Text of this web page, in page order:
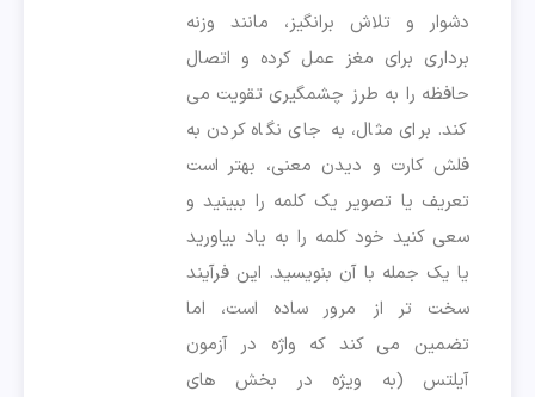
دشوار و تلاش برانگیز، مانند وزنه
برداری برای مغز عمل کرده و اتصال
حافظه را به طرز چشمگیری تقویت می
کند. برای مثال، به جای نگاه کردن به
فلش کارت و دیدن معنی، بهتر است
تعریف یا تصویر یک کلمه را ببینید و
سعی کنید خود کلمه را به یاد بیاورید
یا یک جمله با آن بنویسید. این فرآیند
سخت تر از مرور ساده است، اما
تضمین می کند که واژه در آزمون
آیلتس (به ویژه در بخش های